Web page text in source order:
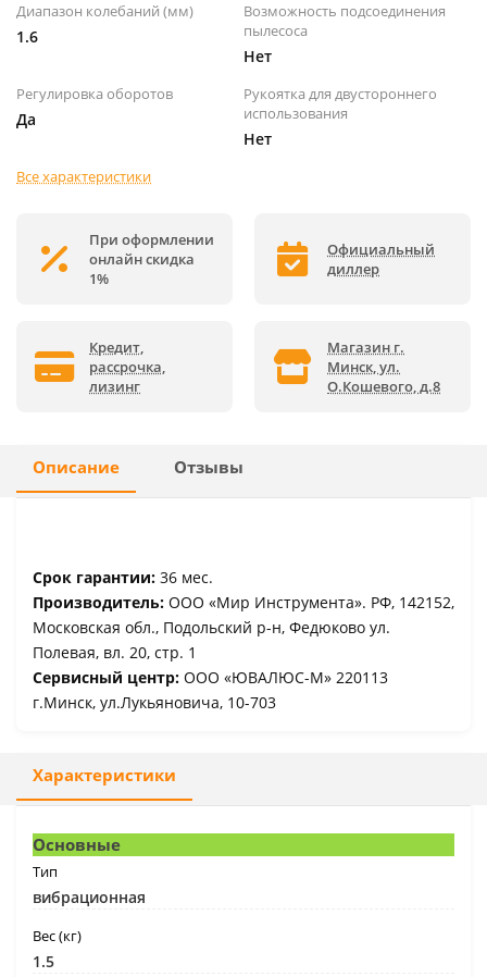
Диапазон колебаний (мм)
1.6
Возможность подсоединения
пылесоса
Нет
Регулировка оборотов
Да
Рукоятка для двустороннего
использования
Нет
Все характеристики
При оформлении
онлайн скидка
1%
Официальный
диллер
Кредит,
рассрочка,
лизинг
Магазин г.
Минск, ул.
О.Кошевого, д.8
Описание Отзывы
Срок гарантии: 36 мес.
Производитель: ООО «Мир Инструмента». РФ, 142152,
Московская обл., Подольский р-н, Федюково ул.
Полевая, вл. 20, стр. 1
Сервисный центр: ООО «ЮВАЛЮС-М» 220113
г.Минск, ул.Лукьяновича, 10-703
Характеристики
Основные
Тип
вибрационная
Вес (кг)
1.5